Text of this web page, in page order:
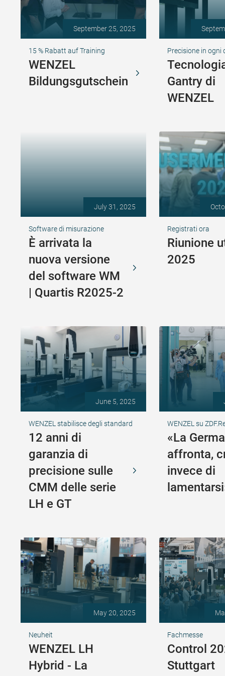
September 25, 2025
15 % Rabatt auf Training
WENZEL
Bildungsgutschein
Precisione in ogni
Gantry di
WENZEL
July 31, 2025
Software di misurazione
È arrivata la
nuova versione
del software WM
| Quartis R2025-2
Registrati ora
Riunione
2025
June 5, 2025
WENZEL stabilisce degli standard
12 anni di
garanzia di
precisione sulle
CMM delle serie
LH e GT
WENZEL su
«La
affronta,
invece di
May 20, 2025
Neuheit
WENZEL LH
Hybrid - La
Fachmesse
Control
Stuttgart